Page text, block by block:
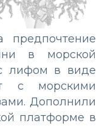
в морской
лифом в виде
с морскими
Дополнили
платформе в